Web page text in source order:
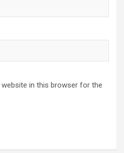
website in this browser for the